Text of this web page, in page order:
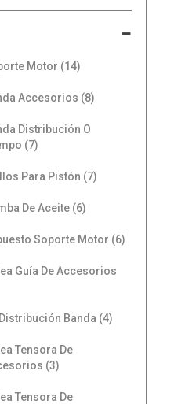
Motor (14)
Accesorios (8)
Distribución O
(7)
Para Pistón (7)
De Aceite (6)
Soporte Motor (6)
Guía De Accesorios
Banda (4)
Tensora De
(3)
Tensora De